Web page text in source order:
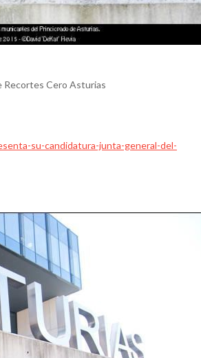
Recortes Cero Asturias
su-candidatura-junta-general-del-